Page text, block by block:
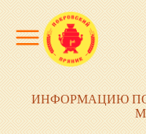
ИНФОРМАЦИЮ ПО